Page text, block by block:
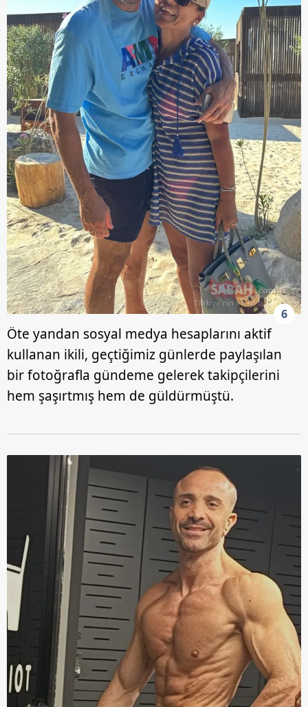
6
Öte yandan sosyal medya hesaplarını aktif
kullanan ikili, geçtiğimiz günlerde paylaşılan
bir fotoğrafla gündeme gelerek takipçilerini
hem şaşırtmış hem de güldürmüştü.